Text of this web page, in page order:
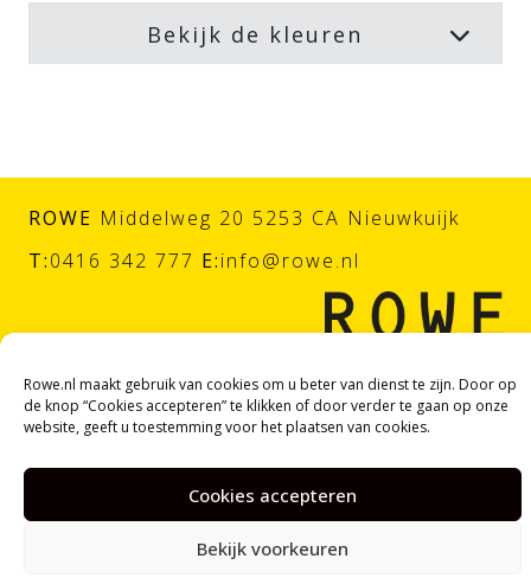
Rowe.nl maakt gebruik van cookies om u beter van dienst te zijn. Door op
de knop “Cookies accepteren” te klikken of door verder te gaan op onze
website, geeft u toestemming voor het plaatsen van cookies.
Cookies accepteren
Bekijk voorkeuren
Bekijk de kleuren
ROWE Middelweg 20 5253 CA Nieuwkuijk
T:0416 342 777 E:info@rowe.nl
© ROWE |Algemene voorwaarden|Privacy statement|
Webdesign doorTundra digital branding &